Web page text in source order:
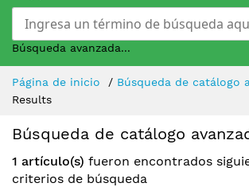
Búsqueda avanzada...
Skip
Content
Página de inicio
Búsqueda de catálogo
Results
Búsqueda de catálogo
1 artículo(s) fueron encontrados
criterios de búsqueda